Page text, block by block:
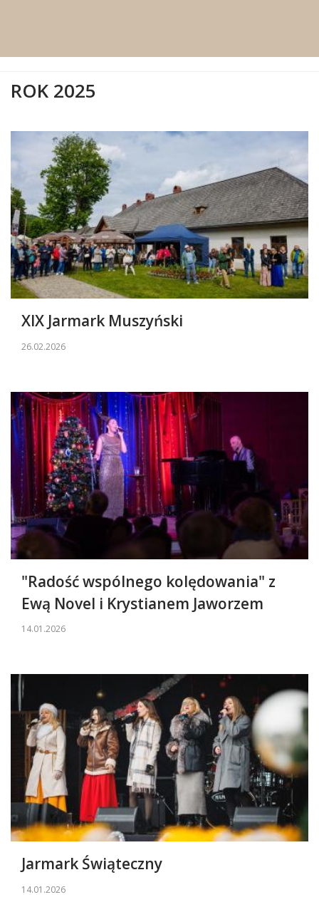
ROK 2025
XIX Jarmark Muszyński
26.02.2026
"Radość wspólnego kolędowania" z
Ewą Novel i Krystianem Jaworzem
14.01.2026
Jarmark Świąteczny
14.01.2026